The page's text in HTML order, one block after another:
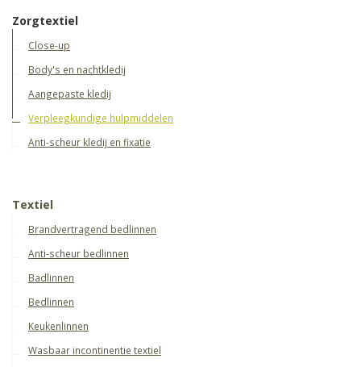
Zorgtextiel
Close-up
Body's en nachtkledij
Aangepaste kledij
Verpleegkundige hulpmiddelen
Anti-scheur kledij en fixatie
Textiel
Brandvertragend bedlinnen
Anti-scheur bedlinnen
Badlinnen
Bedlinnen
Keukenlinnen
Wasbaar incontinentie textiel